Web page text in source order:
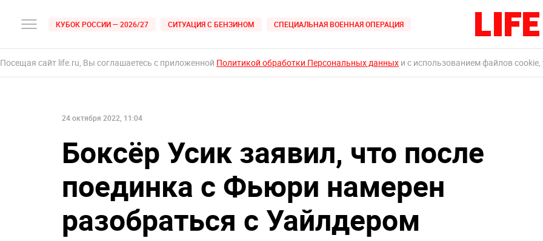
КУБОК РОССИИ — 2026/27 СИТУАЦИЯ С БЕНЗИНОМ СПЕЦИАЛЬНАЯ ВОЕННАЯ ОПЕРАЦИЯ
Посещая сайт life.ru, Вы соглашаетесь с приложенной Политикой обработки Персональных данных и с использованием файлов
24 октября 2022, 11:04
Боксёр Усик заявил, что после
поединка с Фьюри намерен
разобраться с Уайлдером